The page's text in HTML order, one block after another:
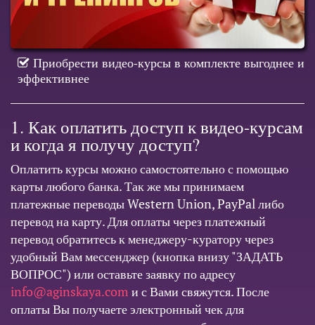
Приобрести видео-курсы в комплекте выгоднее и
эффективнее
1. Как оплатить доступ к видео-курсам
и когда я получу доступ?
Оплатить курсы можно самостоятельно с помощью
карты любого банка. Так же мы принимаем
платежные переводы Western Union, PayPal либо
перевод на карту. Для оплаты через платежный
перевод обратитесь к менеджеру-куратору через
удобный Вам мессенджер (кнопка внизу "ЗАДАТЬ
ВОПРОС") или оставьте заявку по адресу
info@aginskaya.com и с Вами свяжутся. После
оплаты Вы получаете электронный чек для